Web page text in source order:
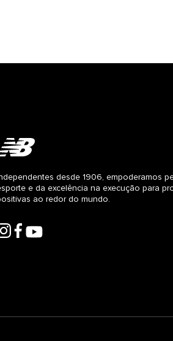
desde 1906, empoderamos
e da excelência na execução para
ao redor do mundo.